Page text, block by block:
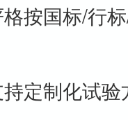
按国标/行
定制化试